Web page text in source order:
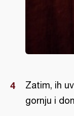
Zatim, ih
gornju i